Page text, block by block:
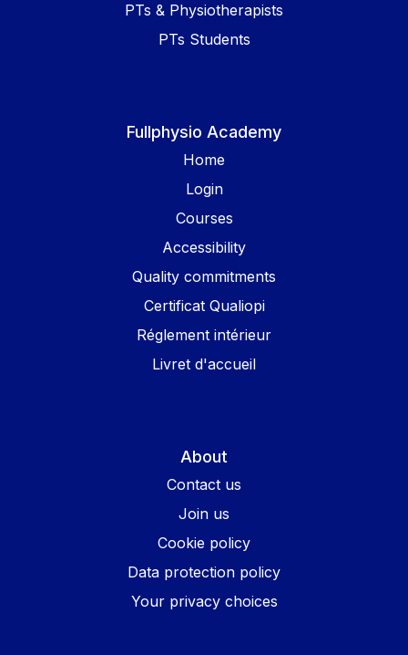
PTs & Physiotherapists
PTs Students
Fullphysio Academy
Home
Login
Courses
Accessibility
Quality commitments
Certificat Qualiopi
Réglement intérieur
Livret d'accueil
About
Contact us
Join us
Cookie policy
Data protection policy
Your privacy choices